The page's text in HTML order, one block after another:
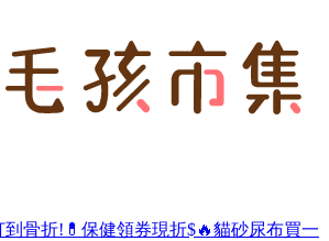
到骨折! 💊保健領券現折$🔥貓砂尿布買一